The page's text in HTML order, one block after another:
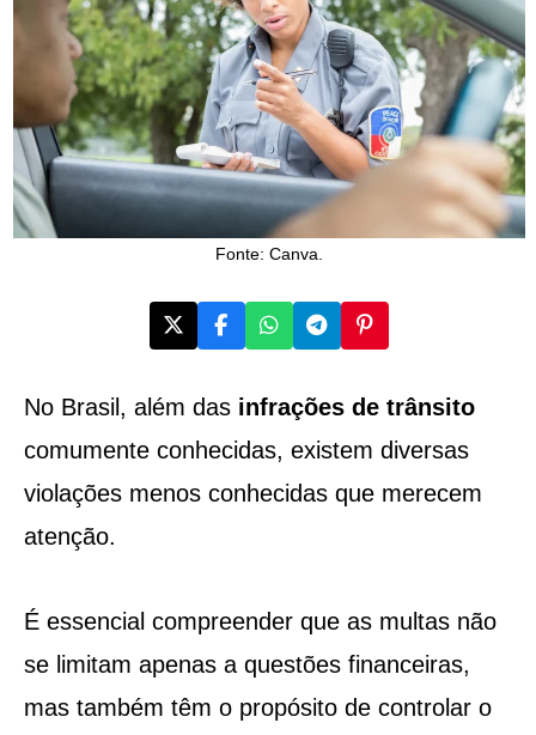
Fonte: Canva.
No Brasil, além das infrações de trânsito
comumente conhecidas, existem diversas
violações menos conhecidas que merecem
atenção.
É essencial compreender que as multas não
se limitam apenas a questões financeiras,
mas também têm o propósito de controlar o